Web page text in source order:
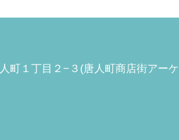
町１丁目２−３(唐人町商店街アーケ